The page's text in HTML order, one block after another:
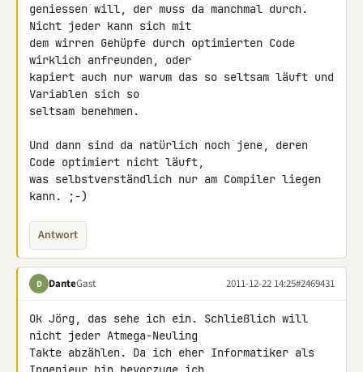
geniessen will, der muss da manchmal durch.
Nicht jeder kann sich mit
dem wirren Gehüpfe durch optimierten Code
wirklich anfreunden, oder
kapiert auch nur warum das so seltsam läuft und
Variablen sich so
seltsam benehmen.
Und dann sind da natürlich noch jene, deren
Code optimiert nicht läuft,
was selbstverständlich nur am Compiler liegen
kann. ;-)
Antwort
D DanteGast 2011-12-22 14:25#2469431
Ok Jörg, das sehe ich ein. Schließlich will
nicht jeder Atmega-Neuling
Takte abzählen. Da ich eher Informatiker als